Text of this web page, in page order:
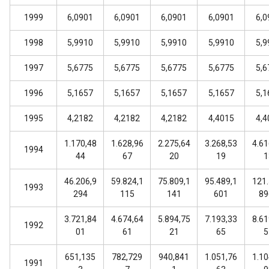
1999 6,0901 6,0901 6,0901 6,0901
1998 5,9910 5,9910 5,9910 5,9910
1997 5,6775 5,6775 5,6775 5,6775
1996 5,1657 5,1657 5,1657 5,1657
1995 4,2182 4,2182 4,2182 4,4015
1994
1.170,48
44
1.628,96
67
2.275,64
20
3.268,53
19
1993
46.206,9
294
59.824,1
115
75.809,1
141
95.489,1
601
1992
3.721,84
01
4.674,64
61
5.894,75
21
7.193,33
65
1991
651,135
782,729
940,841
1.051,76